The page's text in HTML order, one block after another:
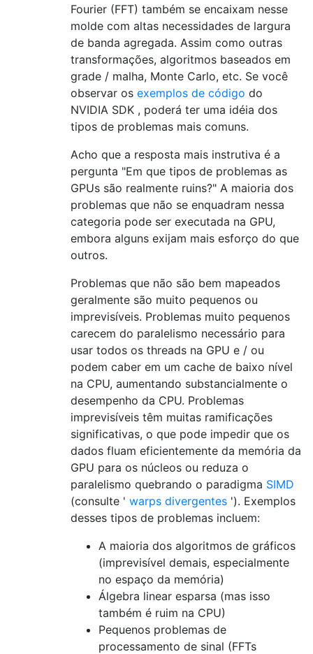
Fourier (FFT) também se encaixam nesse
molde com altas necessidades de largura
de banda agregada. Assim como outras
transformações, algoritmos baseados em
grade / malha, Monte Carlo, etc. Se você
observar os exemplos de código do
NVIDIA SDK , poderá ter uma idéia dos
tipos de problemas mais comuns.
Acho que a resposta mais instrutiva é a
pergunta "Em que tipos de problemas as
GPUs são realmente ruins?" A maioria dos
problemas que não se enquadram nessa
categoria pode ser executada na GPU,
embora alguns exijam mais esforço do que
outros.
Problemas que não são bem mapeados
geralmente são muito pequenos ou
imprevisíveis. Problemas muito pequenos
carecem do paralelismo necessário para
usar todos os threads na GPU e / ou
podem caber em um cache de baixo nível
na CPU, aumentando substancialmente o
desempenho da CPU. Problemas
imprevisíveis têm muitas ramificações
significativas, o que pode impedir que os
dados fluam eficientemente da memória da
GPU para os núcleos ou reduza o
paralelismo quebrando o paradigma SIMD
(consulte ' warps divergentes '). Exemplos
desses tipos de problemas incluem:
A maioria dos algoritmos de gráficos
(imprevisível demais, especialmente
no espaço da memória)
Álgebra linear esparsa (mas isso
também é ruim na CPU)
Pequenos problemas de
processamento de sinal (FFTs